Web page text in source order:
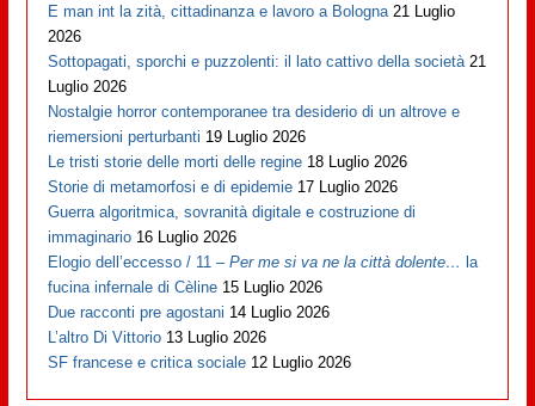
E man int la zità, cittadinanza e lavoro a Bologna 21 Luglio
2026
Sottopagati, sporchi e puzzolenti: il lato cattivo della società 21
Luglio 2026
Nostalgie horror contemporanee tra desiderio di un altrove e
riemersioni perturbanti 19 Luglio 2026
Le tristi storie delle morti delle regine 18 Luglio 2026
Storie di metamorfosi e di epidemie 17 Luglio 2026
Guerra algoritmica, sovranità digitale e costruzione di
immaginario 16 Luglio 2026
Elogio dell’eccesso / 11 –Per me si va ne la città dolente… la
fucina infernale di Cèline 15 Luglio 2026
Due racconti pre agostani 14 Luglio 2026
L’altro Di Vittorio 13 Luglio 2026
SF francese e critica sociale 12 Luglio 2026